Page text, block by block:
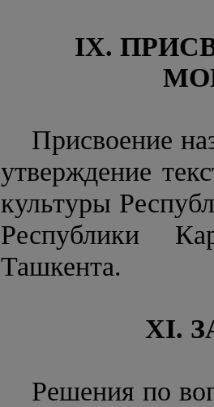
IX.
Присвоение
утверждение
культуры
Республики
Ташкента.
XI.
Решения по